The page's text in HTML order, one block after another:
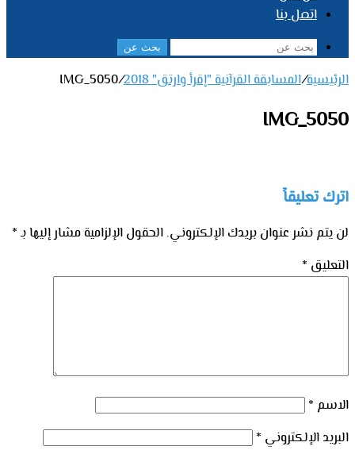
اتصل بنا
بحث عن
الرئيسية/المسابقة القرآنية "إقرأ وارتق" 2018 /
IMG_5050
IMG_5050
اترك تعليقاً
لن يتم نشر عنوان بريدك الإلكتروني. الحقول الإلزامية مشار إليها بـ *
التعليق *
الاسم *
البريد الإلكتروني *